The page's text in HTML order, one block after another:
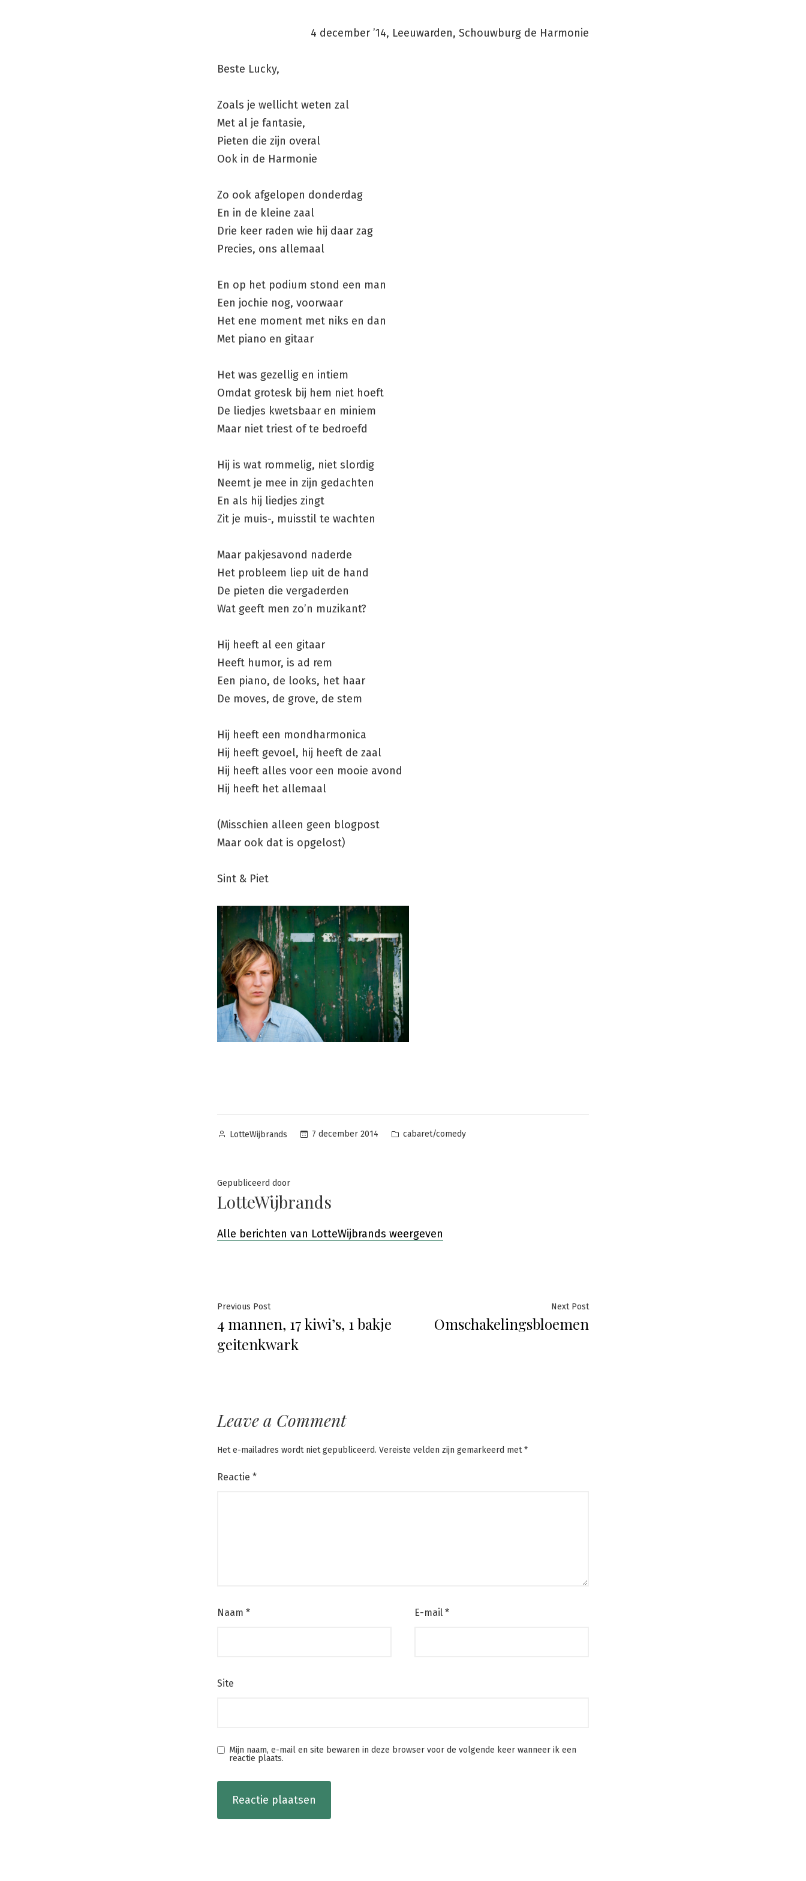
4 december ’14, Leeuwarden, Schouwburg de Harmonie
Beste Lucky,
Zoals je wellicht weten zal
Met al je fantasie,
Pieten die zijn overal
Ook in de Harmonie
Zo ook afgelopen donderdag
En in de kleine zaal
Drie keer raden wie hij daar zag
Precies, ons allemaal
En op het podium stond een man
Een jochie nog, voorwaar
Het ene moment met niks en dan
Met piano en gitaar
Het was gezellig en intiem
Omdat grotesk bij hem niet hoeft
De liedjes kwetsbaar en miniem
Maar niet triest of te bedroefd
Hij is wat rommelig, niet slordig
Neemt je mee in zijn gedachten
En als hij liedjes zingt
Zit je muis-, muisstil te wachten
Maar pakjesavond naderde
Het probleem liep uit de hand
De pieten die vergaderden
Wat geeft men zo’n muzikant?
Hij heeft al een gitaar
Heeft humor, is ad rem
Een piano, de looks, het haar
De moves, de grove, de stem
Hij heeft een mondharmonica
Hij heeft gevoel, hij heeft de zaal
Hij heeft alles voor een mooie avond
Hij heeft het allemaal
(Misschien alleen geen blogpost
Maar ook dat is opgelost)
Sint & Piet
Posted
LotteWijbrands 7 december 2014
Posted
cabaret/comedy
Gepubliceerd door
LotteWijbrands
Alle berichten van LotteWijbrands weergeven
Bericht
navigatie
Previous PostPrevious
post:
4 mannen, 17 kiwi’s, 1 bakje
geitenkwark
Next PostNext
Omschakelingsbloemen
Leave a Comment
Het e-mailadres wordt niet gepubliceerd. Vereiste velden zijn gemarkeerd met*
Reactie *
Naam * E-mail *
Site
Mijn naam, e-mail en site bewaren in deze browser voor de volgende keer wanneer ik een
reactie plaats.